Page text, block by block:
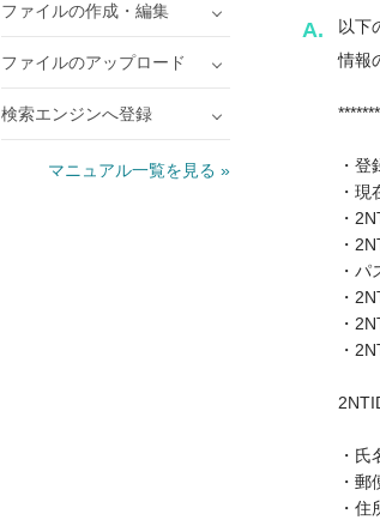
A.
以下
情報
・
・
・
・
・パ
・
・
・
・氏
・郵
・住
ファイルの作成・編集
ファイルのアップロード
検索エンジンへ登録
マニュアル一覧を見る »